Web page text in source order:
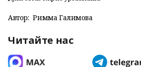
Автор: Римма Галимова
Читайте нас